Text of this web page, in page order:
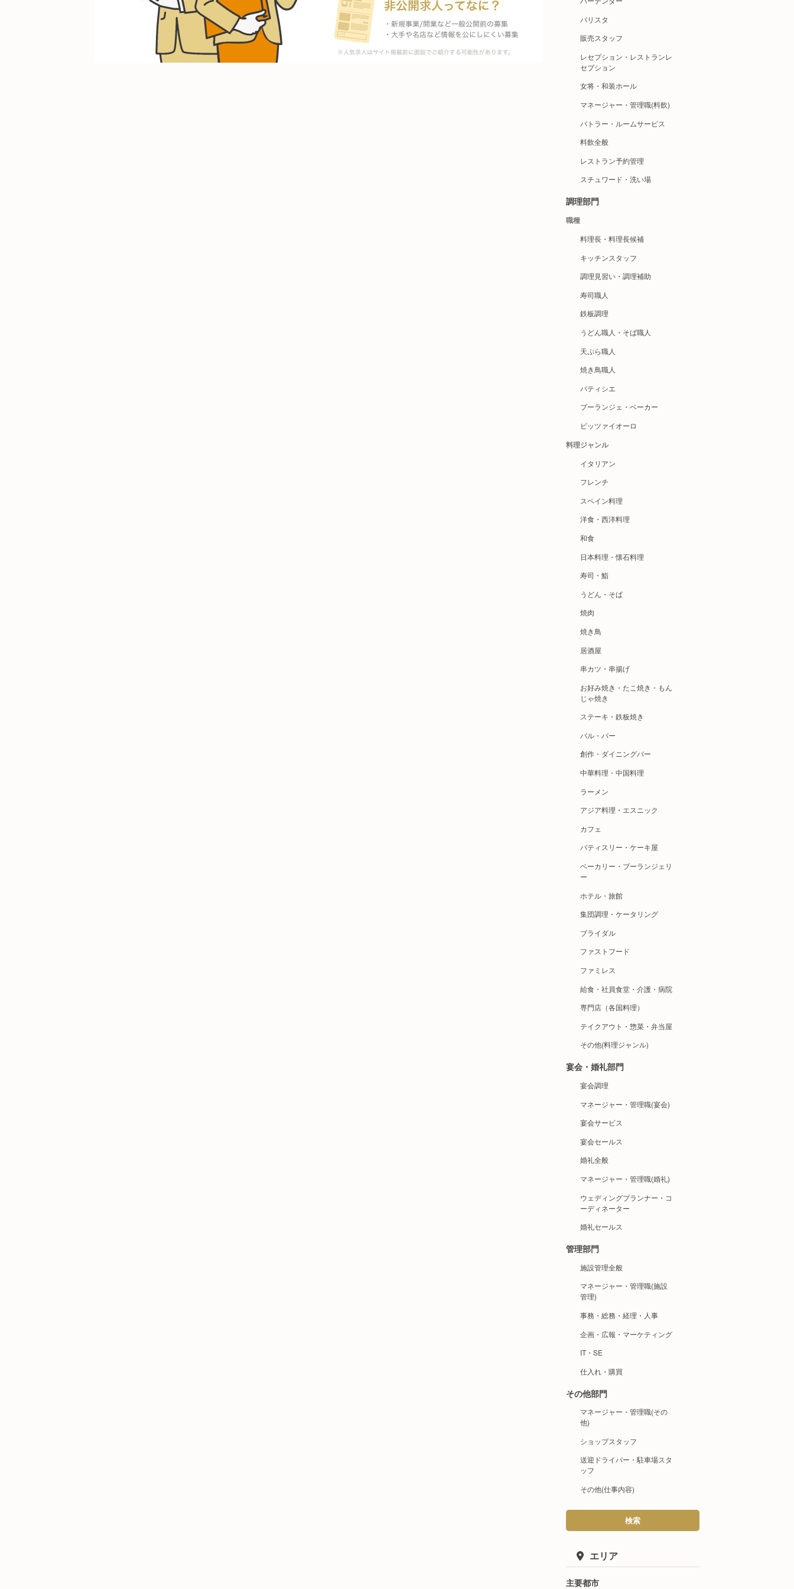
バリスタ
販売スタッフ
レセプション・レストランレ
セプション
女将・和装ホール
マネージャー・管理職(料飲)
バトラー・ルームサービス
料飲全般
レストラン予約管理
スチュワード・洗い場
調理部門
職種
料理長・料理長候補
キッチンスタッフ
調理見習い・調理補助
寿司職人
鉄板調理
うどん職人・そば職人
天ぷら職人
焼き鳥職人
パティシエ
ブーランジェ・ベーカー
ピッツァイオーロ
料理ジャンル
イタリアン
フレンチ
スペイン料理
洋食・西洋料理
和食
日本料理・懐石料理
寿司・鮨
うどん・そば
焼肉
焼き鳥
居酒屋
串カツ・串揚げ
お好み焼き・たこ焼き・もん
じゃ焼き
ステーキ・鉄板焼き
バル・バー
創作・ダイニングバー
中華料理・中国料理
ラーメン
アジア料理・エスニック
カフェ
パティスリー・ケーキ屋
ベーカリー・ブーランジェリ
ー
ホテル・旅館
集団調理・ケータリング
ブライダル
ファストフード
ファミレス
給食・社員食堂・介護・病院
専門店（各国料理）
テイクアウト・惣菜・弁当屋
その他(料理ジャンル)
宴会・婚礼部門
宴会調理
マネージャー・管理職(宴会)
宴会サービス
宴会セールス
婚礼全般
マネージャー・管理職(婚礼)
ウェディングプランナー・コ
ーディネーター
婚礼セールス
管理部門
施設管理全般
マネージャー・管理職(施設
管理)
事務・総務・経理・人事
企画・広報・マーケティング
IT・SE
仕入れ・購買
その他部門
マネージャー・管理職(その
他)
ショップスタッフ
送迎ドライバー・駐車場スタ
ッフ
その他(仕事内容)
検索
エリア
主要都市